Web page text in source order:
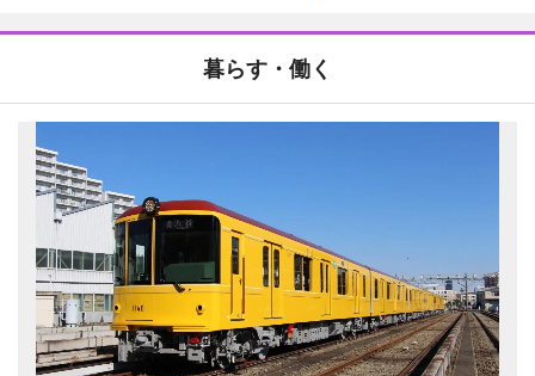
暮らす・働く